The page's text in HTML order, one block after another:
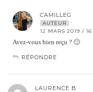
CAMILLEG
AUTEUR
12 MARS 2019 /
Avez-vous bien reçu ? 🙂
RÉPONDRE
LAURENCE B